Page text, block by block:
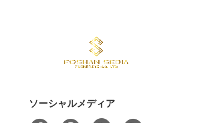
ソーシャルメディア